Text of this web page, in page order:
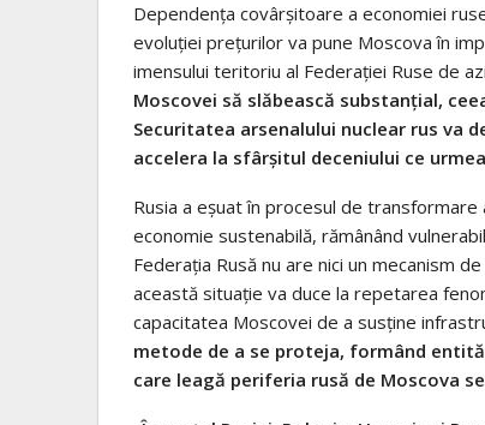
Dependenţa covârşitoare a economiei
evoluţiei preţurilor va pune Moscova în
imensului teritoriu al Federaţiei Ruse de
Moscovei să slăbească substanţial,
Securitatea arsenalului nuclear rus va
accelera la sfârşitul deceniului ce
Rusia a eşuat în procesul de
economie sustenabilă, rămânând
Federaţia Rusă nu are nici un mecanism
această situaţie va duce la repetarea
capacitatea Moscovei de a susţine
metode de a se proteja, formând
care leagă periferia rusă de Moscova